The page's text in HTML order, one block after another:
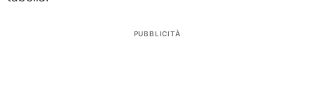
PUBBLICITÀ